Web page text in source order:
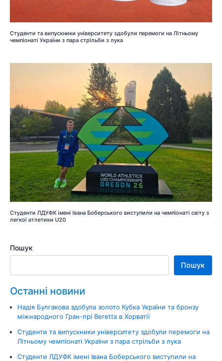
Студенти та випускники університету здобули перемоги на Літньому
чемпіонаті України з пара стрільби з лука
Студенти ЛДУФК імені Івана Боберського виступили на чемпіонаті світу з
легкої атлетики U20
Пошук
Пошук
Останні новини
Надія Булгакова здобула золото Кубка України та бронзу
міжнародного Гран-прі Beretta в Хорватії
Студенти та випускники університету здобули перемоги на
Літньому чемпіонаті України з пара стрільби з лука
Студенти ЛДУФК імені Івана Боберського виступили на